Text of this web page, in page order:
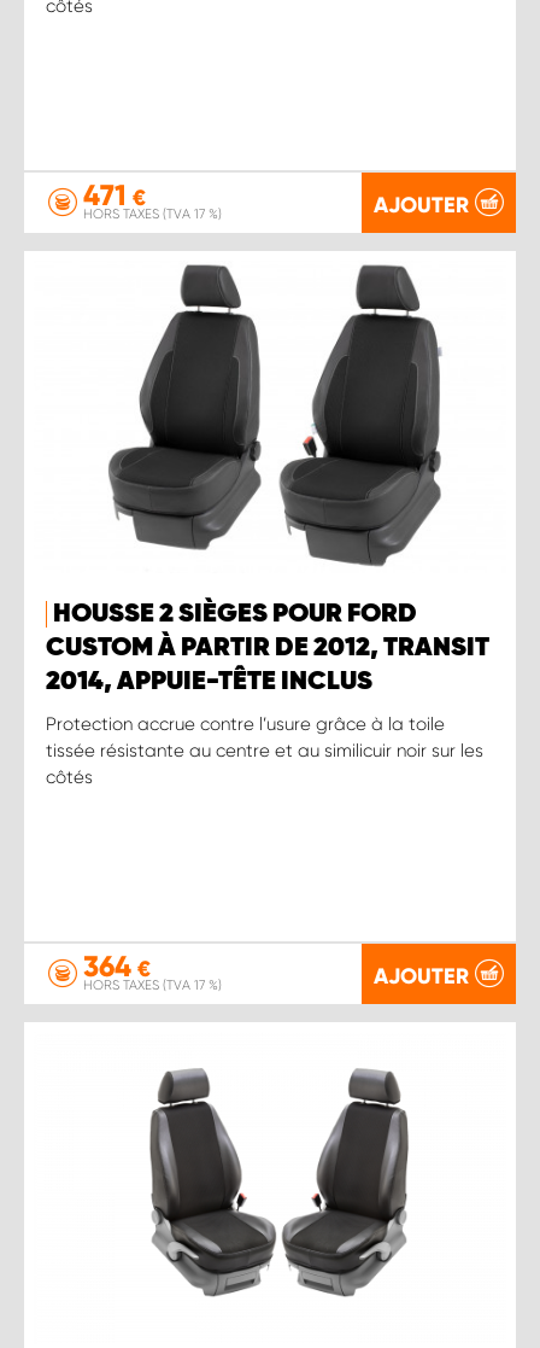
côtés
471 €
HORS TAXES (TVA 17 %) AJOUTER
HOUSSE 2 SIÈGES POUR FORD
CUSTOM À PARTIR DE 2012, TRANSIT
2014, APPUIE-TÊTE INCLUS
Protection accrue contre l’usure grâce à la toile
tissée résistante au centre et au similicuir noir sur les
côtés
364 €
HORS TAXES (TVA 17 %) AJOUTER